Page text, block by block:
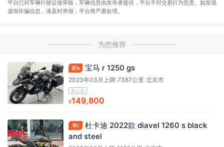
平台已对车辆行驶证做审核，车辆信息由发布者提供，平台不对交易行为负责。如发现
虚假诈骗信息，请及时举报，平台将严肃处理。
为您推荐
冀b 宝马 r 1250 gs
2023年03月上牌/7387公里/北京市
新上架
¥149,800
粤l
杜卡迪 2022款 diavel 1260 s black
and steel